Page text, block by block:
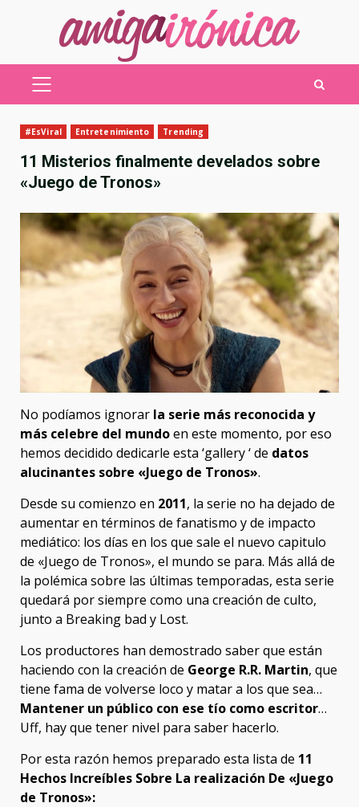
MENÚ
#EsViral Entretenimiento Trending
11 Misterios finalmente develados sobre
«Juego de Tronos»
No podíamos ignorar la serie más reconocida y
más celebre del mundoen este momento, por eso
hemos decidido dedicarle esta ‘gallery ‘ de datos
alucinantes sobre «Juego de Tronos».
Desde su comienzo en 2011, la serie no ha dejado de
aumentar en términos de fanatismo y de impacto
mediático: los días en los que sale el nuevo capitulo
de «Juego de Tronos», el mundo se para. Más allá de
la polémica sobre las últimas temporadas, esta serie
quedará por siempre como una creación de culto,
junto a Breaking bad y Lost.
Los productores han demostrado saber que están
haciendo con la creación de George R.R. Martin, que
tiene fama de volverse loco y matar a los que sea…
Mantener un público con ese tío como escritor…
Uff, hay que tener nivel para saber hacerlo.
Por esta razón hemos preparado esta lista de 11
Hechos Increíbles Sobre La realización De «Juego
de Tronos»: